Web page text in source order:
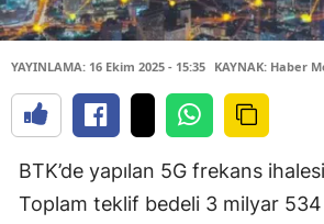
YAYINLAMA: 16 Ekim 2025 - 15:35 KAYNAK: Haber
BTK’de yapılan 5G frekans
Toplam teklif bedeli 3 milyar